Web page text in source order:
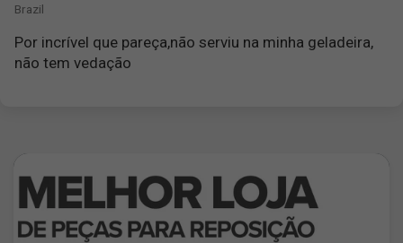
Brazil
Por incrível que pareça,não serviu na minha geladeira,
não tem vedação